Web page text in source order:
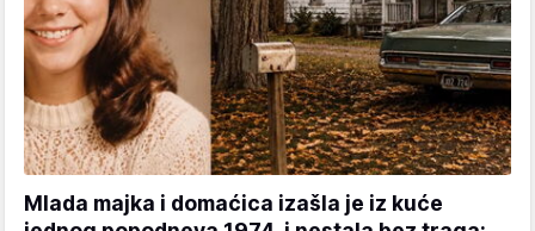
Mlada majka i domaćica izašla je iz kuće